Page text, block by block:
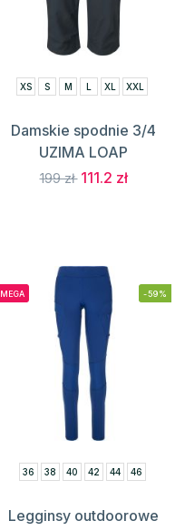
XS S M L XL XXL
Damskie spodnie 3/4
UZIMA LOAP
199 zł 111.2 zł
MEGA -59%
36 38 40 42 44 46
Legginsy outdoorowe